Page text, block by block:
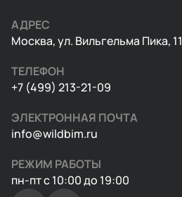
АДРЕС
Москва, ул. Вильгельма Пика, 11
ТЕЛЕФОН
+7 (499) 213-21-09
ЭЛЕКТРОННАЯ ПОЧТА
info@wildbim.ru
РЕЖИМ РАБОТЫ
пн-пт с 10:00 до 19:00